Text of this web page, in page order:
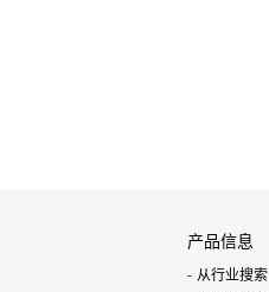
产品信息
从行业搜索